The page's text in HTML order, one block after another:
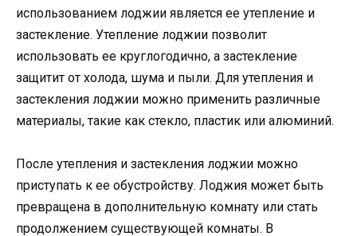
использованием лоджии является ее утепление и
застекление. Утепление лоджии позволит
использовать ее круглогодично, а застекление
защитит от холода, шума и пыли. Для утепления и
застекления лоджии можно применить различные
материалы, такие как стекло, пластик или алюминий.
После утепления и застекления лоджии можно
приступать к ее обустройству. Лоджия может быть
превращена в дополнительную комнату или стать
продолжением существующей комнаты. В